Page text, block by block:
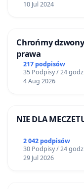
10 Jul 2024
Chrońmy
prawa
217 podpisów
35 Podpisy / 24
4 Aug 2026
NIE DLA
2 042 podpisów
30 Podpisy / 24
29 Jul 2026